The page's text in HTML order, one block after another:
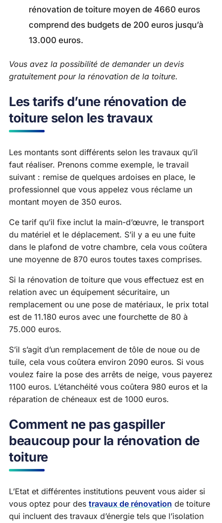
rénovation de toiture moyen de 4660 euros
comprend des budgets de 200 euros jusqu’à
13.000 euros.
Vous avez la possibilité de demander un devis
gratuitement pour la rénovation de la toiture.
Les tarifs d’une rénovation de
toiture selon les travaux
Les montants sont différents selon les travaux qu’il
faut réaliser. Prenons comme exemple, le travail
suivant : remise de quelques ardoises en place, le
professionnel que vous appelez vous réclame un
montant moyen de 350 euros.
Ce tarif qu’il fixe inclut la main-d’œuvre, le transport
du matériel et le déplacement. S’il y a eu une fuite
dans le plafond de votre chambre, cela vous coûtera
une moyenne de 870 euros toutes taxes comprises.
Si la rénovation de toiture que vous effectuez est en
relation avec un équipement sécuritaire, un
remplacement ou une pose de matériaux, le prix total
est de 11.180 euros avec une fourchette de 80 à
75.000 euros.
S’il s’agit d’un remplacement de tôle de noue ou de
tuile, cela vous coûtera environ 2090 euros. Si vous
voulez faire la pose des arrêts de neige, vous payerez
1100 euros. L’étanchéité vous coûtera 980 euros et la
réparation de chéneaux est de 1000 euros.
Comment ne pas gaspiller
beaucoup pour la rénovation de
toiture
L’Etat et différentes institutions peuvent vous aider si
vous optez pour des travaux de rénovation de toiture
qui incluent des travaux d’énergie tels que l’isolation